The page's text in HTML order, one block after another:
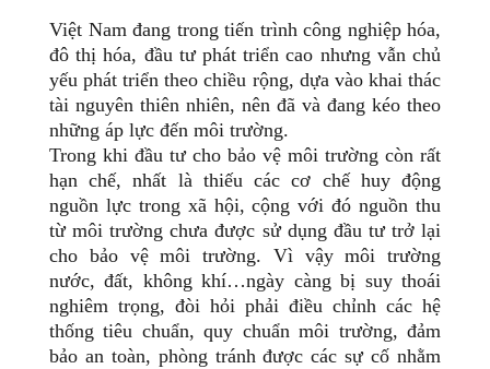
Việt Nam đang trong tiến trình công nghiệp hóa,
đô thị hóa, đầu tư phát triển cao nhưng vẫn chủ
yếu phát triển theo chiều rộng, dựa vào khai thác
tài nguyên thiên nhiên, nên đã và đang kéo theo
những áp lực đến môi trường.
Trong khi đầu tư cho bảo vệ môi trường còn rất
hạn chế, nhất là thiếu các cơ chế huy động
nguồn lực trong xã hội, cộng với đó nguồn thu
từ môi trường chưa được sử dụng đầu tư trở lại
cho bảo vệ môi trường. Vì vậy môi trường
nước, đất, không khí…ngày càng bị suy thoái
nghiêm trọng, đòi hỏi phải điều chỉnh các hệ
thống tiêu chuẩn, quy chuẩn môi trường, đảm
bảo an toàn, phòng tránh được các sự cố nhằm